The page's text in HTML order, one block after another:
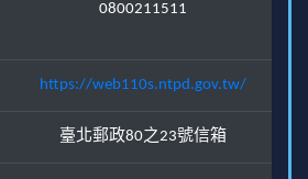
0800211511
https://web110s.ntpd.gov.tw/
臺北郵政80之23號信箱